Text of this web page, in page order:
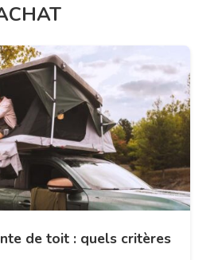
de toit : quels critères